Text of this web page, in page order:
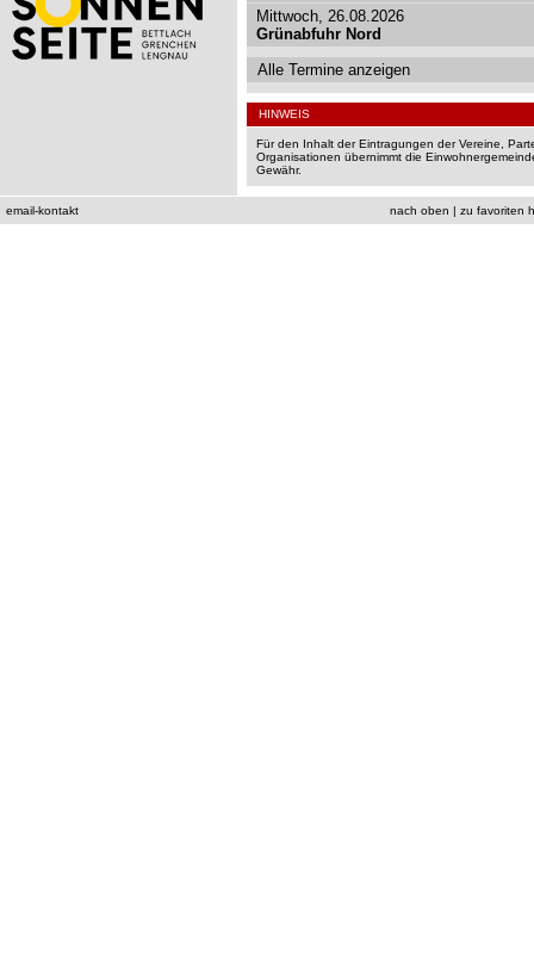
Mittwoch, 26.08.2026
Grünabfuhr Nord
Alle Termine anzeigen
HINWEIS
Für den Inhalt der Eintragungen der Vereine,
Organisationen übernimmt die
Gewähr.
email-kontakt nach oben | zu favoriten